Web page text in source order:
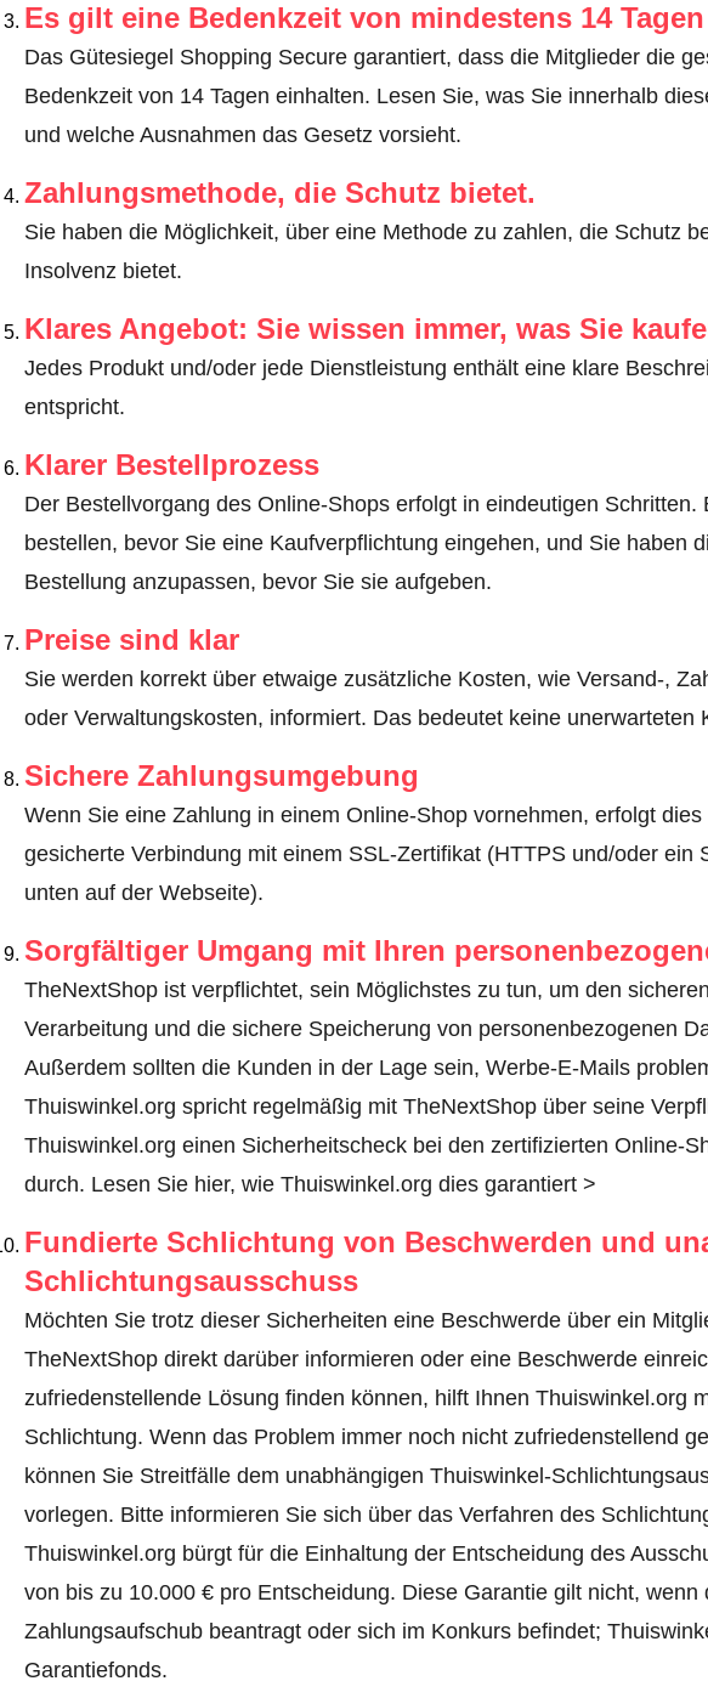
Es gilt eine Bedenkzeit von mindestens 14 Tagen
Das Gütesiegel Shopping Secure garantiert, dass die Mitglieder die
Bedenkzeit von 14 Tagen einhalten. Lesen Sie, was Sie innerhalb
und welche Ausnahmen das Gesetz vorsieht.
Zahlungsmethode, die Schutz bietet.
Sie haben die Möglichkeit, über eine Methode zu zahlen, die Schutz
Insolvenz bietet.
Klares Angebot: Sie wissen immer, was Sie
Jedes Produkt und/oder jede Dienstleistung enthält eine klare
entspricht.
Klarer Bestellprozess
Der Bestellvorgang des Online-Shops erfolgt in eindeutigen Schritten.
bestellen, bevor Sie eine Kaufverpflichtung eingehen, und Sie haben
Bestellung anzupassen, bevor Sie sie aufgeben.
Preise sind klar
Sie werden korrekt über etwaige zusätzliche Kosten, wie Versand-,
oder Verwaltungskosten, informiert. Das bedeutet keine unerwarteten
Sichere Zahlungsumgebung
Wenn Sie eine Zahlung in einem Online-Shop vornehmen, erfolgt
gesicherte Verbindung mit einem SSL-Zertifikat (HTTPS und/oder ein
unten auf der Webseite).
Sorgfältiger Umgang mit Ihren
TheNextShop ist verpflichtet, sein Möglichstes zu tun, um den
Verarbeitung und die sichere Speicherung von personenbezogenen
Außerdem sollten die Kunden in der Lage sein, Werbe-E-Mails
Thuiswinkel.org spricht regelmäßig mit TheNextShop über seine
Thuiswinkel.org einen Sicherheitscheck bei den zertifizierten Online-
durch. Lesen Sie hier, wie Thuiswinkel.org dies garantiert >
Fundierte Schlichtung von Beschwerden und
Schlichtungsausschuss
Möchten Sie trotz dieser Sicherheiten eine Beschwerde über ein
TheNextShop direkt darüber informieren oder eine Beschwerde
zufriedenstellende Lösung finden können, hilft Ihnen Thuiswinkel.org
Schlichtung. Wenn das Problem immer noch nicht zufriedenstellend
können Sie Streitfälle dem unabhängigen Thuiswinkel-
vorlegen. Bitte informieren Sie sich über das Verfahren des
Thuiswinkel.org bürgt für die Einhaltung der Entscheidung des
von bis zu 10.000 € pro Entscheidung. Diese Garantie gilt nicht, wenn
Zahlungsaufschub beantragt oder sich im Konkurs befindet;
Garantiefonds.